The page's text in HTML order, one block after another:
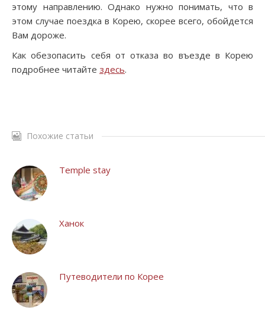
этому направлению. Однако нужно понимать, что в
этом случае поездка в Корею, скорее всего, обойдется
Вам дороже.
Как обезопасить себя от отказа во въезде в Корею
подробнее читайте здесь.
Похожие статьи
Temple stay
Ханок
Путеводители по Корее